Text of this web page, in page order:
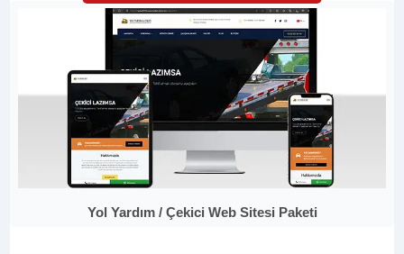
Yol Yardım / Çekici Web Sitesi Paketi